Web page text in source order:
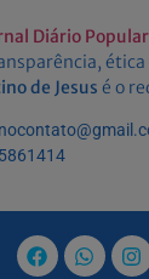
Diário Popular
de Jesus é o